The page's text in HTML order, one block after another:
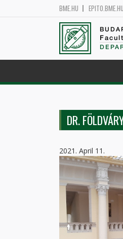
BME.HU EPITO.BME.HU
DR.
2021. April 11.